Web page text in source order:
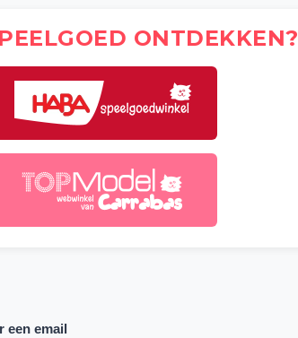
ONTDEKKEN?
een email